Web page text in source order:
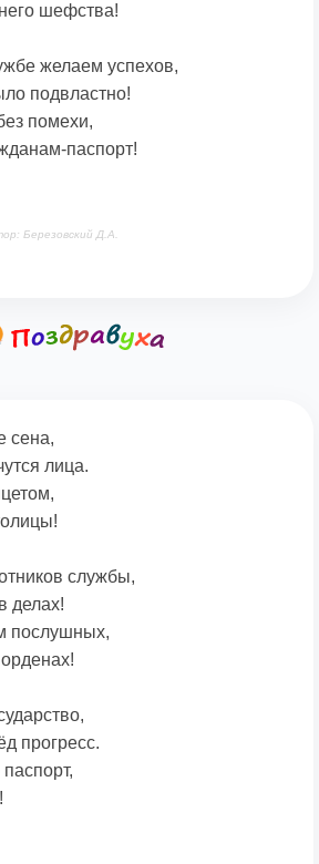
шефства!
желаем успехов,
подвластно!
помехи,
паспорт!
Березовский Д.А.
сена,
лица.
службы,
делах!
послушных,
прогресс.